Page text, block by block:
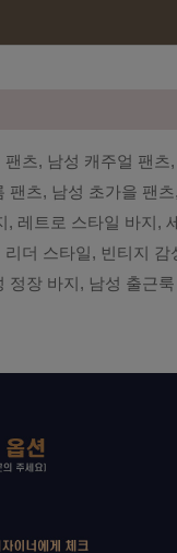
츠, 남성 캐주얼 팬츠,
팬츠, 남성 초가을 팬
, 레트로 스타일 바지,
더 스타일, 빈티지 감
정장 바지, 남성 출근룩